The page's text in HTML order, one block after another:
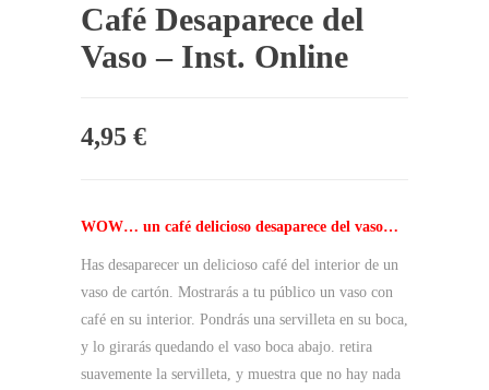
Café Desaparece del
Vaso – Inst. Online
4,95 €
WOW… un café delicioso desaparece del vaso…
Has desaparecer un delicioso café del interior de un
vaso de cartón. Mostrarás a tu público un vaso con
café en su interior. Pondrás una servilleta en su boca,
y lo girarás quedando el vaso boca abajo. retira
suavemente la servilleta, y muestra que no hay nada